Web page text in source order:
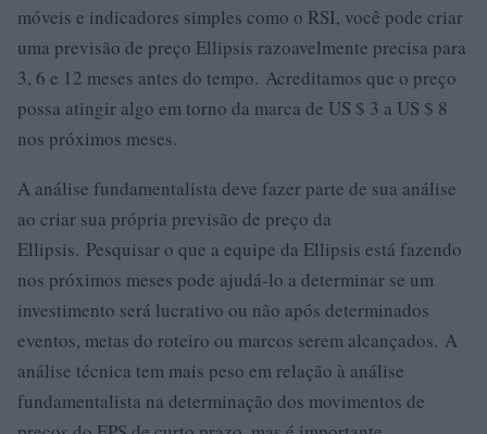
móveis e indicadores simples como o RSI, você pode criar
uma previsão de preço Ellipsis razoavelmente precisa para
3, 6 e 12 meses antes do tempo. Acreditamos que o preço
possa atingir algo em torno da marca de US $ 3 a US $ 8
nos próximos meses.
A análise fundamentalista deve fazer parte de sua análise
ao criar sua própria previsão de preço da
Ellipsis. Pesquisar o que a equipe da Ellipsis está fazendo
nos próximos meses pode ajudá-lo a determinar se um
investimento será lucrativo ou não após determinados
eventos, metas do roteiro ou marcos serem alcançados. A
análise técnica tem mais peso em relação à análise
fundamentalista na determinação dos movimentos de